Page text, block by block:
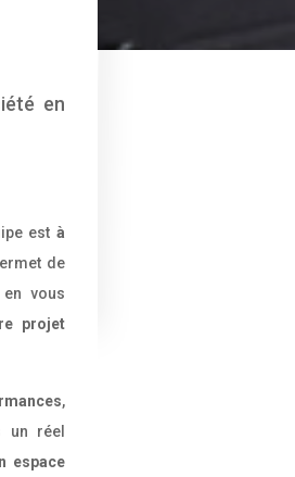
en
està
de
vous
projet
,
un réel
espace